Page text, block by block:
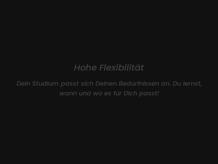
Hohe Flexibilität
Dein Studium passt sich Deinen Bedürfnissen an. Du lernst,
wann und wo es für Dich passt!